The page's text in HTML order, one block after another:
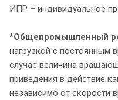
ИПР – индивидуальное
*Общепромышленный
нагрузкой с
случае величина
приведения в действие
независимо от скорости